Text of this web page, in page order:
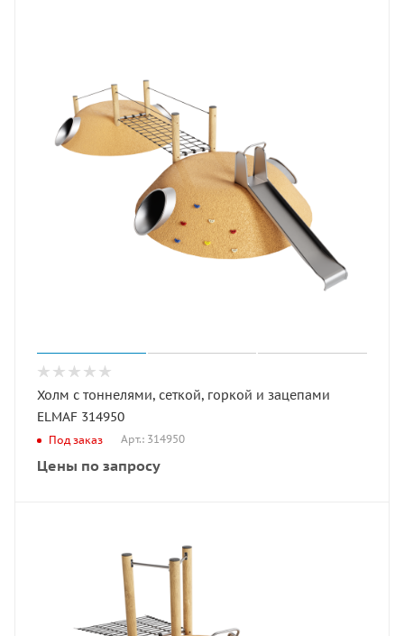
Холм с тоннелями, сеткой, горкой и зацепами
ELMAF 314950
Под заказ Арт.: 314950
Цены по запросу